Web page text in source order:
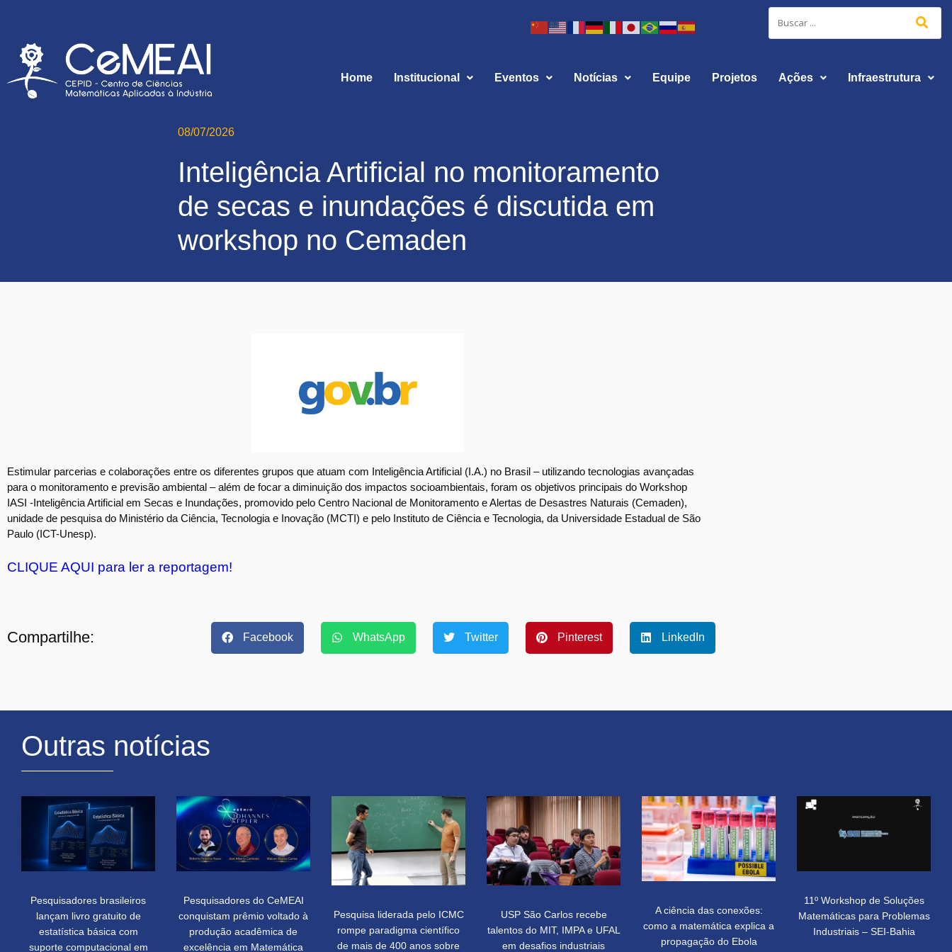
Home Institucional Eventos Notícias Equipe Projetos Ações Infraestrutura
08/07/2026
Inteligência Artificial no monitoramento
de secas e inundações é discutida em
workshop no Cemaden
Estimular parcerias e colaborações entre os diferentes grupos que atuam com Inteligência Artificial (I.A.) no Brasil – utilizando tecnologias avançadas
para o monitoramento e previsão ambiental – além de focar a diminuição dos impactos socioambientais, foram os objetivos principais do Workshop
IASI -Inteligência Artificial em Secas e Inundações, promovido pelo Centro Nacional de Monitoramento e Alertas de Desastres Naturais (Cemaden),
unidade de pesquisa do Ministério da Ciência, Tecnologia e Inovação (MCTI) e pelo Instituto de Ciência e Tecnologia, da Universidade Estadual de São
Paulo (ICT-Unesp).
CLIQUE AQUI para ler a reportagem!
Compartilhe: Facebook WhatsApp Twitter Pinterest LinkedIn
Outras notícias
Pesquisadores brasileiros
lançam livro gratuito de
estatística básica com
suporte computacional em
Pesquisadores do CeMEAI
conquistam prêmio voltado à
produção acadêmica de
excelência em Matemática
Pesquisa liderada pelo ICMC
rompe paradigma científico
de mais de 400 anos sobre
USP São Carlos recebe
talentos do MIT, IMPA e UFAL
em desafios industriais
A ciência das conexões:
como a matemática explica a
propagação do Ebola
11º Workshop de Soluções
Matemáticas para Problemas
Industriais – SEI-Bahia